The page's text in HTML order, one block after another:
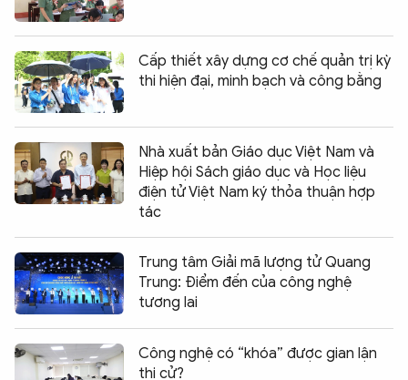
Cấp thiết xây dựng cơ chế quản trị kỳ
thi hiện đại, minh bạch và công bằng
Nhà xuất bản Giáo dục Việt Nam và
Hiệp hội Sách giáo dục và Học liệu
điện tử Việt Nam ký thỏa thuận hợp
tác
Trung tâm Giải mã lượng tử Quang
Trung: Điểm đến của công nghệ
tương lai
Công nghệ có “khóa” được gian lận
thi cử?